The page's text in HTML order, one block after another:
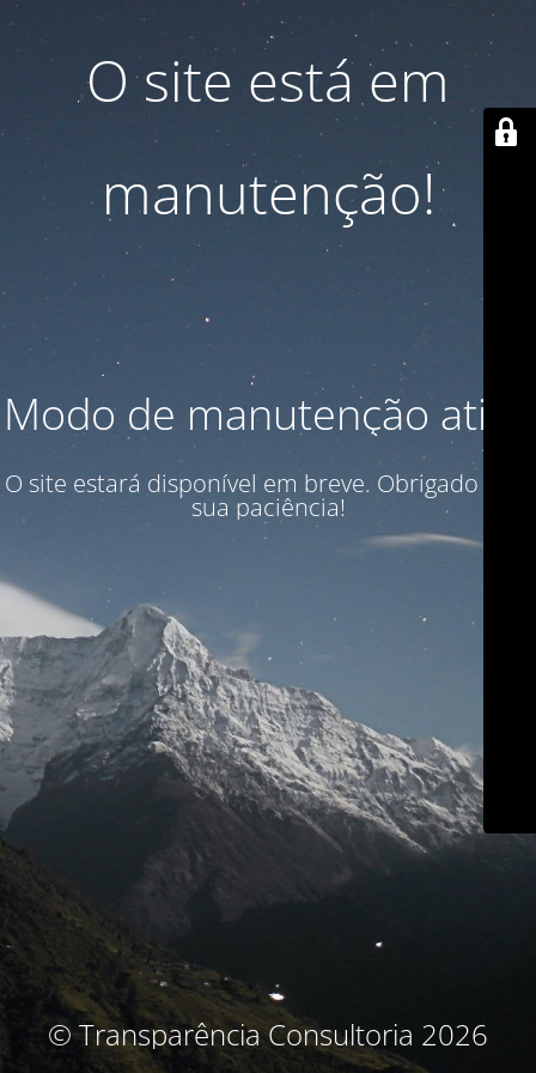
O site está em
manutenção!
Modo de manutenção ativo
O site estará disponível em breve. Obrigado pela
sua paciência!
© Transparência Consultoria 2026